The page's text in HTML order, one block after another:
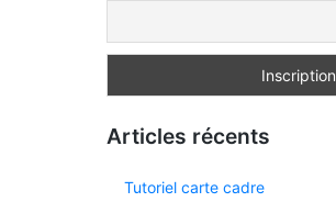
Articles récents
Tutoriel carte cadre